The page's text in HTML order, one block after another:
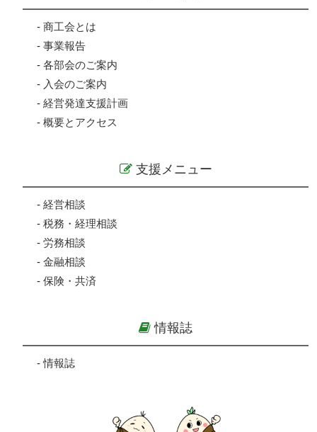
- 商工会とは
- 事業報告
- 各部会のご案内
- 入会のご案内
- 経営発達支援計画
- 概要とアクセス
支援メニュー
- 経営相談
- 税務・経理相談
- 労務相談
- 金融相談
- 保険・共済
情報誌
-情報誌